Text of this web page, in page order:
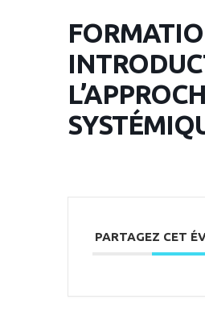
PARTAGEZ CET